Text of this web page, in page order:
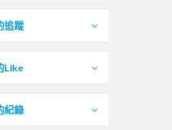
追蹤
Like
紀錄